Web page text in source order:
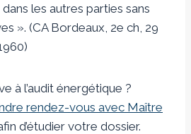
dans les autres parties sans
». (CA Bordeaux, 2e ch, 29
à l’audit énergétique ?
rendez-vous avec Maître
d’étudier votre dossier.